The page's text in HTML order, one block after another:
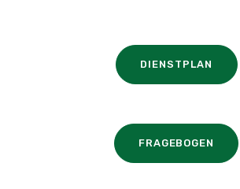
DIENSTPLAN
FRAGEBOGEN